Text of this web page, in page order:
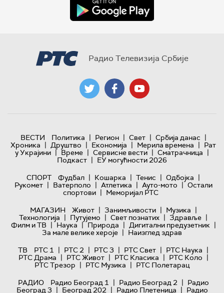
Радио Телевизија Србије
ВЕСТИ Политика | Регион | Свет | Србија данас |
Хроника | Друштво | Економија | Мерила времена | Рат
у Украјини | Време | Сервисне вести | Сматрачница |
Подкаст | ЕУ могућности 2026
СПОРТ
Фудбал | Кошарка | Тенис | Одбојка |
Рукомет | Ватерполо | Атлетика | Ауто-мото | Остали
спортови | Меморијал РТС
МАГАЗИН
Живот | Занимљивости | Музика |
Технологијa | Путујемо | Свет познатих | Здравље |
Филм и ТВ | Наука | Природа | Дигитални предузетник |
За мале велике хероје | Наизглед здрав
ТВ
РТС 1 | РТС 2 | РТС 3 | РТС Свет | РТС Наука |
РТС Драма | РТС Живот | РТС Класика | РТС Коло |
РТС Трезор | РТС Музика | РТС Полетарац
РАДИО
Радио Београд 1 | Радио Београд 2 | Радио
Београд 3 | Београд 202 | Радио Плетеница | Радио